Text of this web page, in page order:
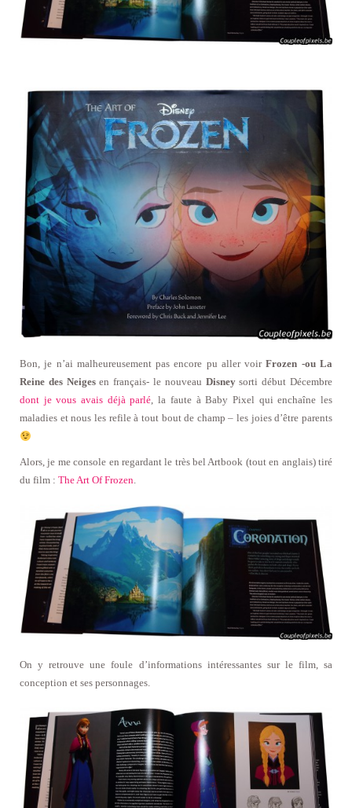
Bon, je n’ai malheureusement pas encore pu aller voirFrozen -ou La
Reine des Neigesen français- le nouveau Disneysorti début Décembre
dont je vous avais déjà parlé, la faute à Baby Pixel qui enchaîne les
maladies et nous les refile à tout bout de champ – les joies d’être parents
Alors, je me console en regardant le très bel Artbook (tout en anglais) tiré
du film : The Art Of Frozen.
On y retrouve une foule d’informations intéressantes sur le film, sa
conception et ses personnages.